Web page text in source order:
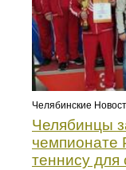
Челябинские
Челябинцы
чемпионате
теннису для